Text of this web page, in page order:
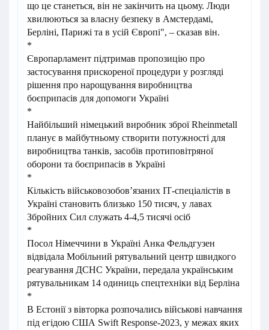
що це станеться, він не закінчить на цьому. Люди
хвилюються за власну безпеку в Амстердамі,
Берліні, Парижі та в усій Європі", – сказав він.
*
Європарламент підтримав пропозицію про
застосування прискореної процедури у розгляді
рішення про нарощування виробництва
боєприпасів для допомоги Україні
*
Найбільший німецький виробник зброї Rheinmetall
планує в майбутньому створити потужності для
виробництва танків, засобів протиповітряної
оборони та боєприпасів в Україні
*
Кількість військовозобов’язаних ІТ-спеціалістів в
Україні становить близько 150 тисяч, у лавах
Збройних Сил служать 4-4,5 тисячі осіб
*
Посол Німеччини в Україні Анка Фельдгузен
відвідала Мобільний рятувальний центр швидкого
реагування ДСНС України, передала українським
рятувальникам 14 одиниць спецтехніки від Берліна
*
В Естонії з вівторка розпочались військові навчання
під егідою США Swift Response-2023, у межах яких